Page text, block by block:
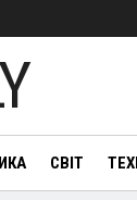
СВІТ